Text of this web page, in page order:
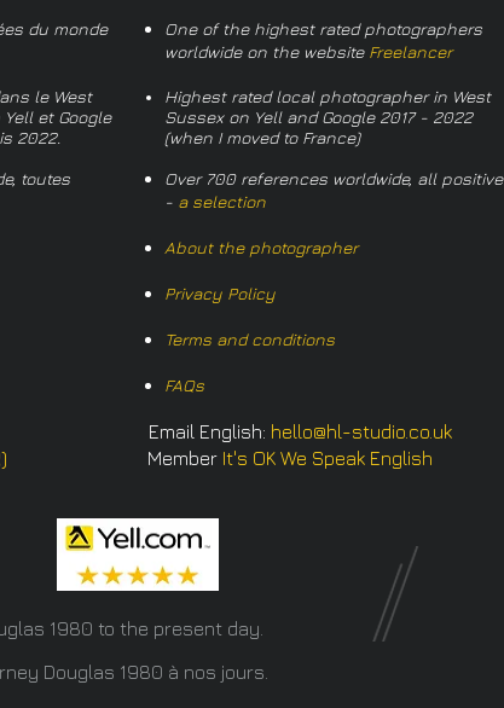
du monde
le West
et Google
2022.
toutes
One of the highest rated photographers
worldwide on the website Freelancer
Highest rated local photographer in West
Sussex on Yell and Google 2017 - 2022
(when I moved to France)
Over 700 references worldwide, all positive
- a selection
About the photographer
Privacy Policy
Terms and conditions
FAQs
Email English: hello@hl-studio.co.uk
Member It's OK We Speak English
1980 to the present day.
Douglas 1980 à nos jours.